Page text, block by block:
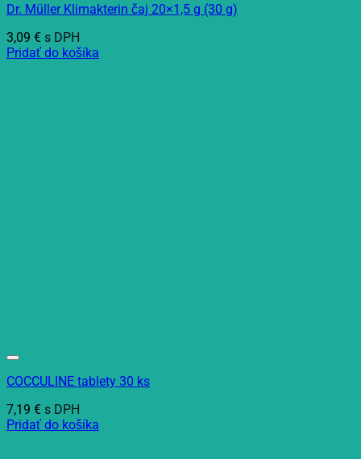
Dr. Müller Klimakterin čaj 20×1,5 g (30 g)
3,09 € s DPH
Pridať do košíka
COCCULINE tablety 30 ks
7,19 € s DPH
Pridať do košíka